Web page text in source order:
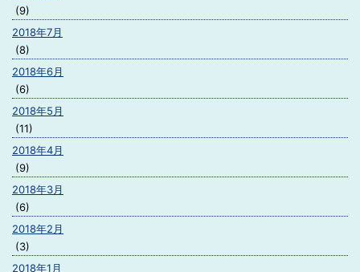
(9)
2018年7月
(8)
2018年6月
(6)
2018年5月
(11)
2018年4月
(9)
2018年3月
(6)
2018年2月
(3)
2018年1月